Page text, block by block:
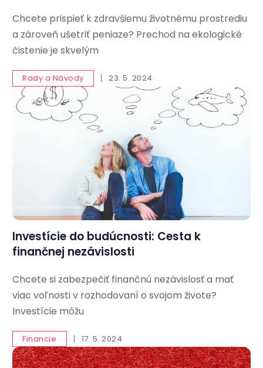
Chcete prispieť k zdravšiemu životnému prostrediu
a zároveň ušetriť peniaze? Prechod na ekologické
čistenie je skvelým
Rady a Návody 23. 5. 2024
Investície do budúcnosti: Cesta k
finančnej nezávislosti
Chcete si zabezpečiť finančnú nezávislosť a mať
viac voľnosti v rozhodovaní o svojom živote?
Investície môžu
Financie 17. 5. 2024